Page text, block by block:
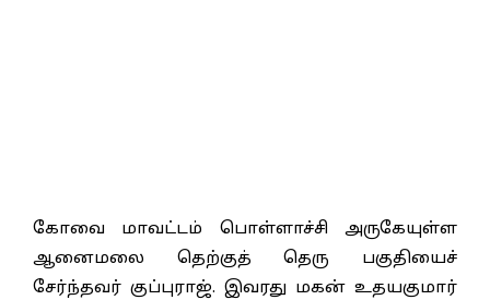
கோவை மாவட்டம் பொள்ளாச்சி அருகேயுள்ள
ஆனைமலை தெற்குத் தெரு பகுதியைச்
சேர்ந்தவர் குப்புராஜ். இவரது மகன் உதயகுமார்